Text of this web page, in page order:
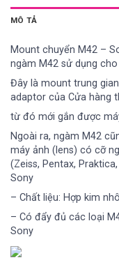
MÔ TẢ
Mount chuyển M42 –
ngàm M42 sử dụng
Đây là mount trung
adaptor của Cửa hàng
từ đó mới gắn được
Ngoài ra, ngàm M42
máy ảnh (lens) có cỡ
(Zeiss, Pentax,
Sony
– Chất liệu: Hợp kim
– Có đẩy đủ các loại
Sony